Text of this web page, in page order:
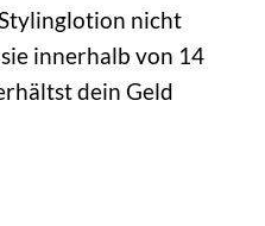
nicht
innerhalb von 14
dein Geld